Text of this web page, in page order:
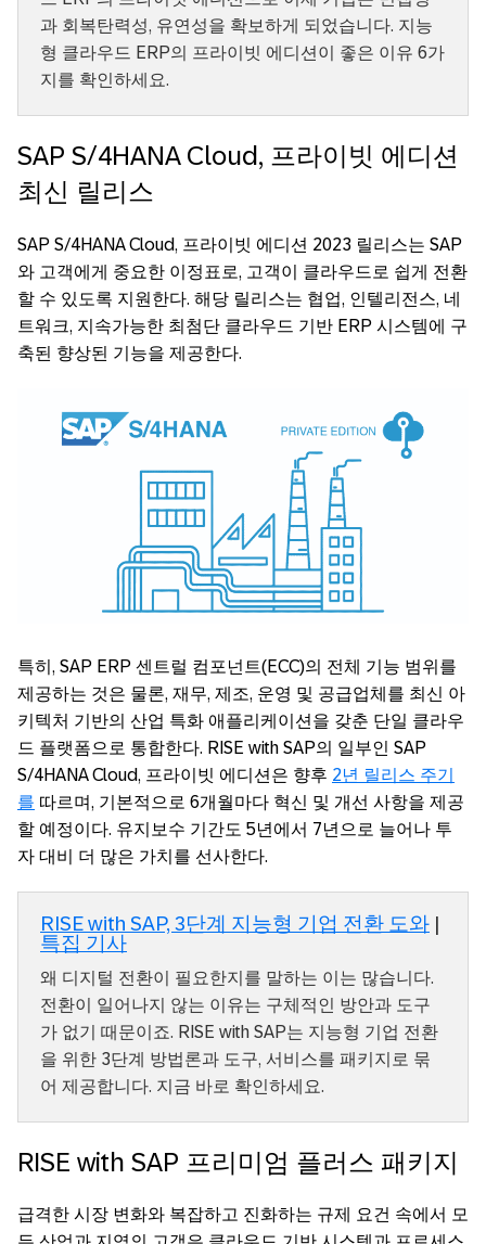
과 회복탄력성, 유연성을 확보하게 되었습니다. 지능
형 클라우드 ERP의 프라이빗 에디션이 좋은 이유 6가
지를 확인하세요.
SAP S/4HANA Cloud, 프라이빗 에디션
최신 릴리스
SAP S/4HANA Cloud, 프라이빗 에디션 2023 릴리스는 SAP
와 고객에게 중요한 이정표로, 고객이 클라우드로 쉽게 전환
할 수 있도록 지원한다. 해당 릴리스는 협업, 인텔리전스, 네
트워크, 지속가능한 최첨단 클라우드 기반 ERP 시스템에 구
축된 향상된 기능을 제공한다.
특히, SAP ERP 센트럴 컴포넌트(ECC)의 전체 기능 범위를
제공하는 것은 물론, 재무, 제조, 운영 및 공급업체를 최신 아
키텍처 기반의 산업 특화 애플리케이션을 갖춘 단일 클라우
드 플랫폼으로 통합한다. RISE with SAP의 일부인 SAP
S/4HANA Cloud, 프라이빗 에디션은 향후 2년 릴리스 주기
를 따르며, 기본적으로 6개월마다 혁신 및 개선 사항을 제공
할 예정이다. 유지보수 기간도 5년에서 7년으로 늘어나 투
자 대비 더 많은 가치를 선사한다.
RISE with SAP, 3단계 지능형 기업 전환 도와 |
특집 기사
왜 디지털 전환이 필요한지를 말하는 이는 많습니다.
전환이 일어나지 않는 이유는 구체적인 방안과 도구
가 없기 때문이죠. RISE with SAP는 지능형 기업 전환
을 위한 3단계 방법론과 도구, 서비스를 패키지로 묶
어 제공합니다. 지금 바로 확인하세요.
RISE with SAP 프리미엄 플러스 패키지
급격한 시장 변화와 복잡하고 진화하는 규제 요건 속에서 모